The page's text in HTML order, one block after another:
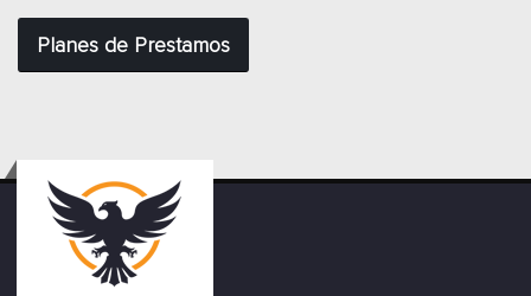
Planes de Prestamos